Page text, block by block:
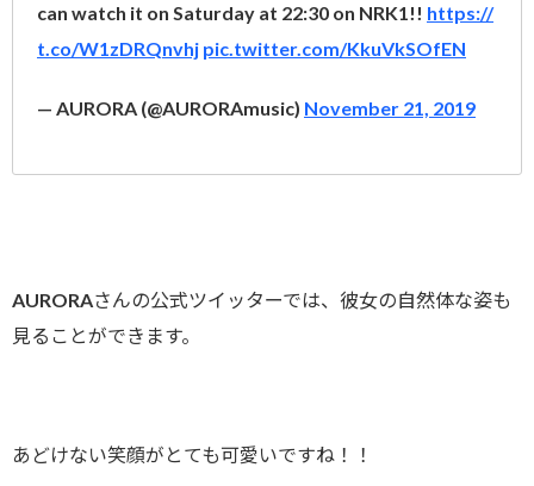
can watch it on Saturday at 22:30 on NRK1!! https://
t.co/W1zDRQnvhj pic.twitter.com/KkuVkSOfEN
— AURORA (@AURORAmusic) November 21, 2019
AURORAさんの公式ツイッターでは、彼女の自然体な姿も
見ることができます。
あどけない笑顔がとても可愛いですね！！